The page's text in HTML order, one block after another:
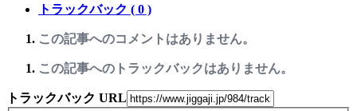
トラックバック ( 0 )
この記事へのコメントはありません。
この記事へのトラックバックはありません。
トラックバック URL